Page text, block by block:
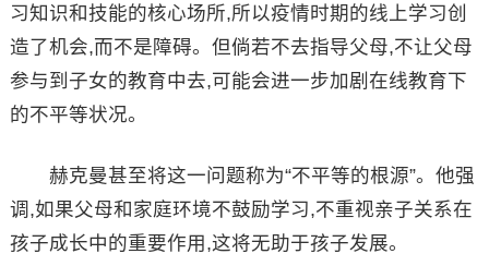
习知识和技能的核心场所,所以疫情时期的线上学习创
造了机会,而不是障碍。但倘若不去指导父母,不让父母
参与到子女的教育中去,可能会进一步加剧在线教育下
的不平等状况。
赫克曼甚至将这一问题称为“不平等的根源”。他强
调,如果父母和家庭环境不鼓励学习,不重视亲子关系在
孩子成长中的重要作用,这将无助于孩子发展。